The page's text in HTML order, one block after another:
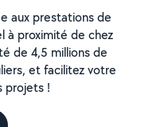
aux prestations de
à proximité de chez
de 4,5 millions de
et facilitez votre
projets !